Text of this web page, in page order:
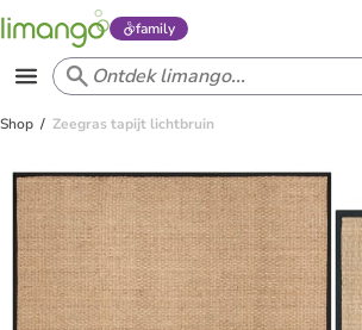
family
Shop Zeegras tapijt lichtbruin